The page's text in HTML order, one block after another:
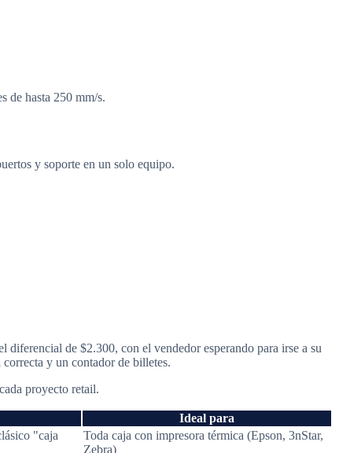
de hasta 250 mm/s.
y soporte en un solo equipo.
diferencial de $2.300, con el vendedor esperando para irse a su
y un contador de billetes.
proyecto retail.
Ideal para
"caja
Toda caja con impresora térmica (Epson, 3nStar,
Zebra)